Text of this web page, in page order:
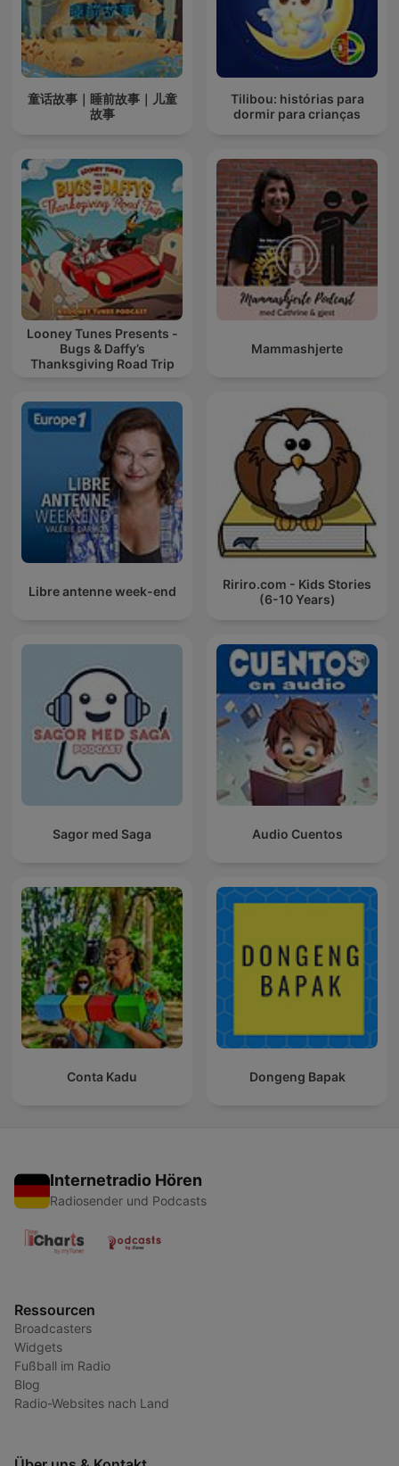
童话故事｜睡前故事｜儿童
故事
Tilibou: histórias para
dormir para crianças
Looney Tunes Presents -
Bugs & Daffy’s
Thanksgiving Road Trip
Mammashjerte
Libre antenne week-end
Ririro.com - Kids Stories
(6-10 Years)
Sagor med Saga Audio Cuentos
Conta Kadu Dongeng Bapak
Internetradio Hören
Radiosender und Podcasts
Ressourcen
Broadcasters
Widgets
Fußball im Radio
Blog
Radio-Websites nach Land